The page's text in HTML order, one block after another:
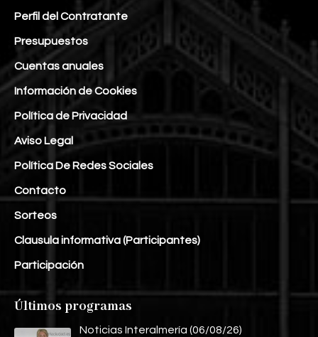
Perfil del Contratante
Presupuestos
Cuentas anuales
Información de Cookies
Política de Privacidad
Aviso Legal
Política De Redes Sociales
Contacto
Sorteos
Clausula informativa (Participantes)
Participación
Últimos programas
Noticias Interalmería (06/08/26)